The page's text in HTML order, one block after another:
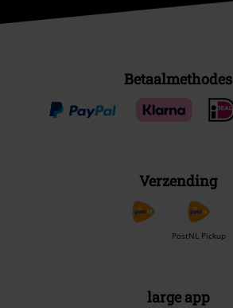
Betaalmethodes
Verzending
PostNL Pickup
large app